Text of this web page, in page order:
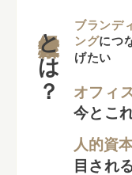
とは？
ブランデ
ングにつ
げたい
オフィ
今とこ
人的資
目され